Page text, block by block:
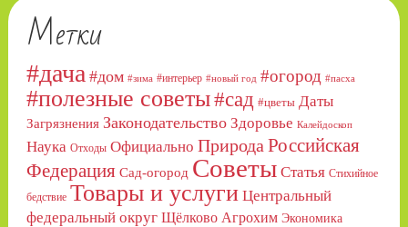
Метки
#дача #дом #зима #интерьер #новый год #огород #пасха
#полезные советы#сад #цветы Даты
Загрязнения Законодательство Здоровье Калейдоскоп
Наука Отходы Официально Природа Российская
Федерация Сад-огород Советы Статья Стихийное
бедствие Товары и услуги Центральный
федеральный округ Щёлково Агрохим Экономика